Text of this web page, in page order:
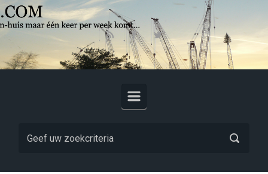
Skip to main content